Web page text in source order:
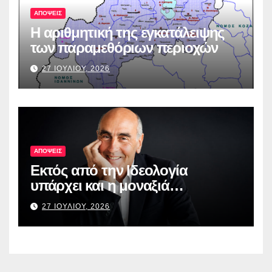
ΑΠΟΨΕΙΣ
Η αριθμητική της εγκατάλειψης
των παραμεθόριων περιοχών
27 ΙΟΥΛΙΟΥ, 2026
ΑΠΟΨΕΙΣ
Εκτός από την Ιδεολογία
υπάρχει και η μοναξιά…
27 ΙΟΥΛΙΟΥ, 2026